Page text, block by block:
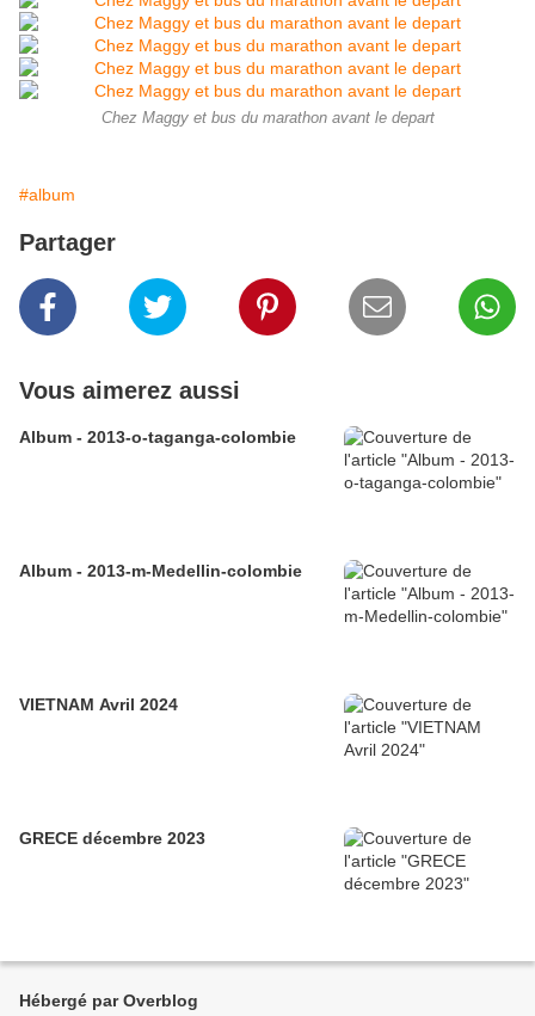
Chez Maggy et bus du marathon avant le depart
#album
Partager
Vous aimerez aussi
Album - 2013-o-taganga-colombie
Album - 2013-m-Medellin-colombie
VIETNAM Avril 2024
GRECE décembre 2023
Hébergé par Overblog